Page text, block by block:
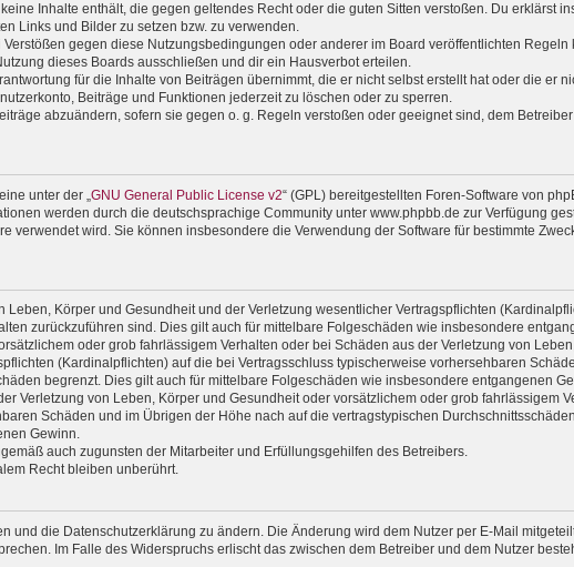
Inhalte enthält, die gegen geltendes Recht oder die guten Sitten verstoßen. Du erklärst
Links und Bilder zu setzen bzw. zu verwenden.
gegen diese Nutzungsbedingungen oder anderer im Board veröffentlichten Regeln
dieses Boards ausschließen und dir ein Hausverbot erteilen.
für die Inhalte von Beiträgen übernimmt, die er nicht selbst erstellt hat oder die er
Beiträge und Funktionen jederzeit zu löschen oder zu sperren.
abzuändern, sofern sie gegen o. g. Regeln verstoßen oder geeignet sind, dem
unter der „ GNU General Public License v2“ (GPL) bereitgestellten Foren-Software von
werden durch die deutschsprachige Community unter www.phpbb.de zur Verfügung
verwendet wird. Sie können insbesondere die Verwendung der Software für bestimmte
Leben, Körper und Gesundheit und der Verletzung wesentlicher Vertragspflichten
zurückzuführen sind. Dies gilt auch für mittelbare Folgeschäden wie insbesondere
oder grob fahrlässigem Verhalten oder bei Schäden aus der Verletzung von
(Kardinalpflichten) auf die bei Vertragsschluss typischerweise vorhersehbaren
begrenzt. Dies gilt auch für mittelbare Folgeschäden wie insbesondere entgangenen
Verletzung von Leben, Körper und Gesundheit oder vorsätzlichem oder grob fahrlässigem
Schäden und im Übrigen der Höhe nach auf die vertragstypischen
Gewinn.
auch zugunsten der Mitarbeiter und Erfüllungsgehilfen des Betreibers.
Recht bleiben unberührt.
und die Datenschutzerklärung zu ändern. Die Änderung wird dem Nutzer per E-Mail
Im Falle des Widerspruchs erlischt das zwischen dem Betreiber und dem Nutzer